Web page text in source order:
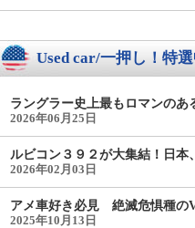
Used car/一押し！特
ラングラー史上最もロマンのあ
2026年06月25日
ルビコン３９２が大集結！日本
2026年02月03日
アメ車好き必見 絶滅危惧種の
2025年10月13日